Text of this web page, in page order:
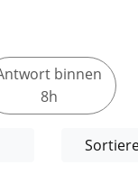
binnen
8h